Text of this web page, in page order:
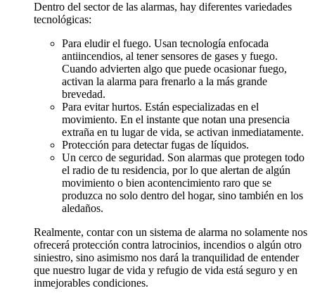
Dentro del sector de las alarmas, hay diferentes variedades
tecnológicas:
Para eludir el fuego. Usan tecnología enfocada
antiincendios, al tener sensores de gases y fuego.
Cuando advierten algo que puede ocasionar fuego,
activan la alarma para frenarlo a la más grande
brevedad.
Para evitar hurtos. Están especializadas en el
movimiento. En el instante que notan una presencia
extraña en tu lugar de vida, se activan inmediatamente.
Protección para detectar fugas de líquidos.
Un cerco de seguridad. Son alarmas que protegen todo
el radio de tu residencia, por lo que alertan de algún
movimiento o bien acontencimiento raro que se
produzca no solo dentro del hogar, sino también en los
aledaños.
Realmente, contar con un sistema de alarma no solamente nos
ofrecerá protección contra latrocinios, incendios o algún otro
siniestro, sino asimismo nos dará la tranquilidad de entender
que nuestro lugar de vida y refugio de vida está seguro y en
inmejorables condiciones.